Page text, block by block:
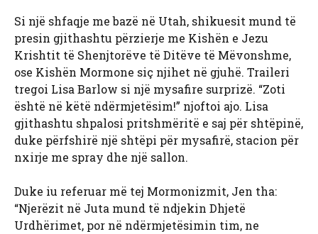
Si një shfaqje me bazë në Utah, shikuesit mund të
presin gjithashtu përzierje me Kishën e Jezu
Krishtit të Shenjtorëve të Ditëve të Mëvonshme,
ose Kishën Mormone siç njihet në gjuhë. Traileri
tregoi Lisa Barlow si një mysafire surprizë. “Zoti
është në këtë ndërmjetësim!” njoftoi ajo. Lisa
gjithashtu shpalosi pritshmëritë e saj për shtëpinë,
duke përfshirë një shtëpi për mysafirë, stacion për
nxirje me spray dhe një sallon.
Duke iu referuar më tej Mormonizmit, Jen tha:
“Njerëzit në Juta mund të ndjekin Dhjetë
Urdhërimet, por në ndërmjetësimin tim, ne